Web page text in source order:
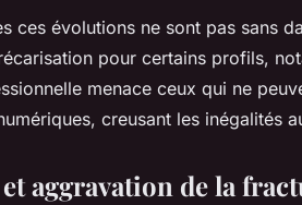
ces évolutions ne sont pas sans
pour certains profils,
menace ceux qui ne
creusant les inégalités
aggravation de la